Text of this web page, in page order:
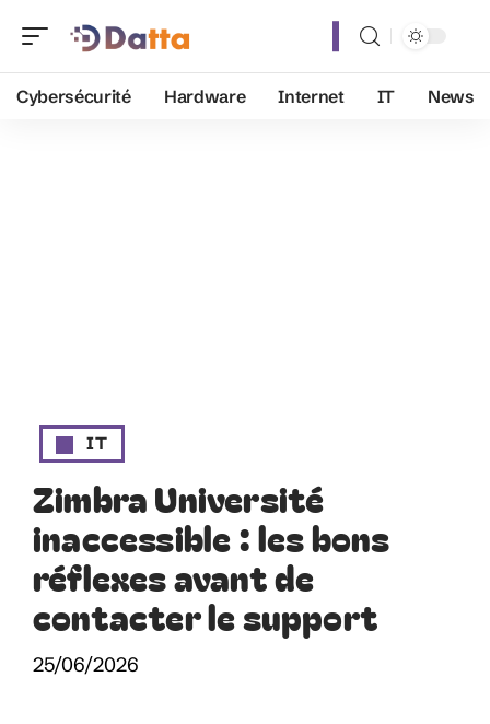
Cybersécurité Hardware Internet IT News
IT
Zimbra Université
inaccessible : les bons
réflexes avant de
contacter le support
25/06/2026